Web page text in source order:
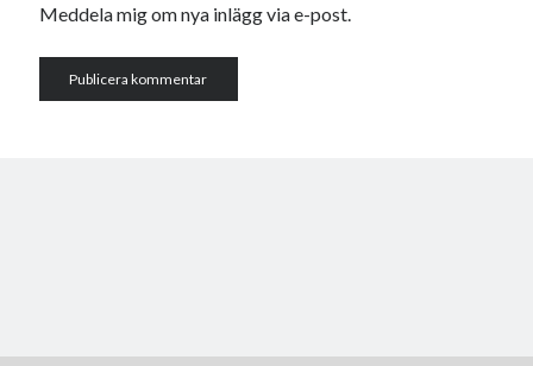
Meddela mig om nya inlägg via e-post.